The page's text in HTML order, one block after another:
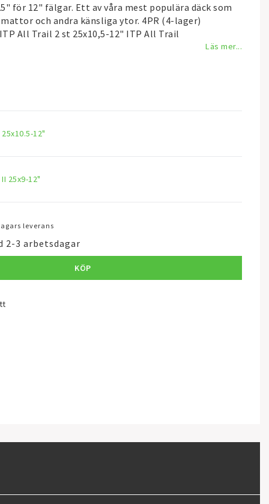
för 12" fälgar. Ett av våra mest populära däck som
och andra känsliga ytor. 4PR (4-lager)
All Trail 2 st 25x10,5-12" ITP All Trail
Läs mer...
12"
25x9-12"
leverans
2-3 arbetsdagar
KÖP